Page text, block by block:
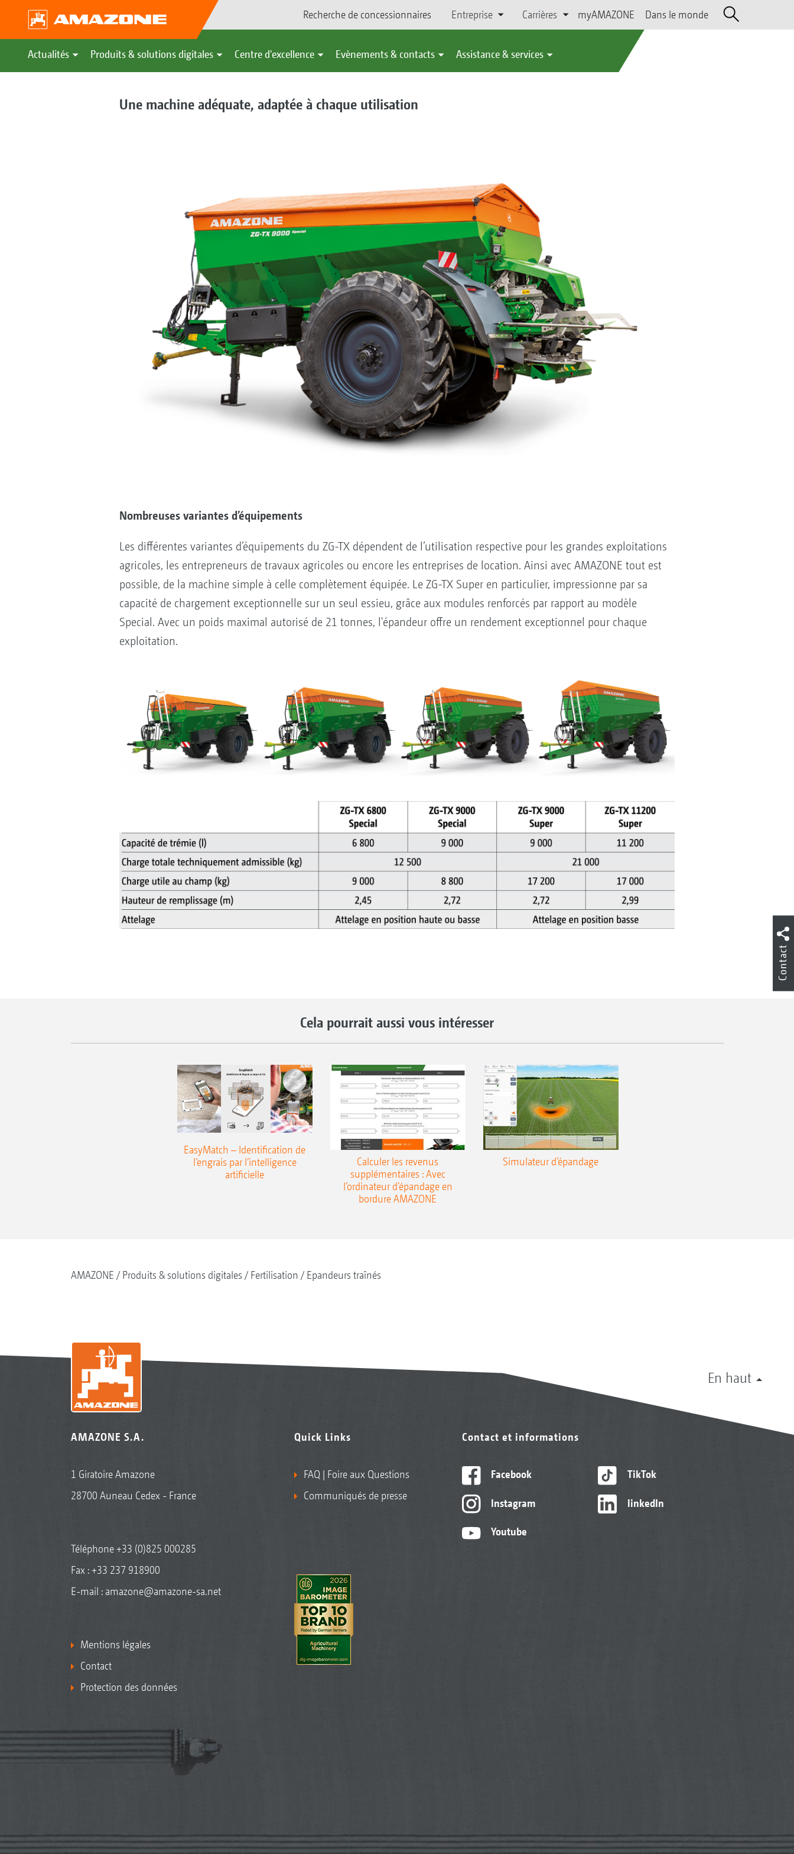
Recherche de concessionnaires Entreprise Carrières myAMAZONE Dans le monde
Actualités Produits & solutions digitales Centre d'excellence Evènements & contacts Assistance & services
Une machine adéquate, adaptée à chaque utilisation
Nombreuses variantes d’équipements
Les différentes variantes d’équipements du ZG-TX dépendent de l’utilisation respective pour les grandes exploitations
agricoles, les entrepreneurs de travaux agricoles ou encore les entreprises de location. Ainsi avec AMAZONE tout est
possible, de la machine simple à celle complètement équipée. Le ZG-TX Super en particulier, impressionne par sa
capacité de chargement exceptionnelle sur un seul essieu, grâce aux modules renforcés par rapport au modèle
Special. Avec un poids maximal autorisé de 21 tonnes, l'épandeur offre un rendement exceptionnel pour chaque
exploitation.
Cela pourrait aussi vous intéresser
EasyMatch – Identification de
l’engrais par l’intelligence
artificielle
Calculer les revenus
supplémentaires : Avec
l’ordinateur d’épandage en
bordure AMAZONE
Simulateur d‘épandage
AMAZONE Produits & solutions digitales Fertilisation Epandeurs traînés
En haut
AMAZONE S.A.
1 Giratoire Amazone
28700 Auneau Cedex - France
Téléphone+33 (0)825 000285
Fax : +33 237 918900
E-mail : amazone@amazone-sa.net
Mentions légales
Contact
Protection des données
Quick Links
FAQ | Foire aux Questions
Communiqués de presse
Contact et informations
Facebook
Instagram
Youtube
TikTok
linkedIn
Contact